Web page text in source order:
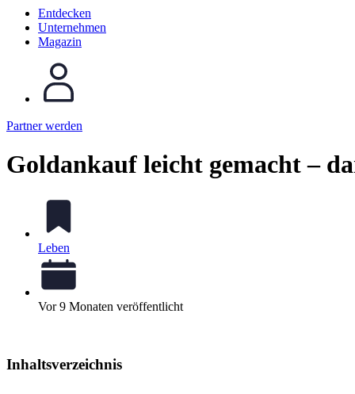
Entdecken
Unternehmen
Magazin
Partner werden
Goldankauf leicht gemacht –
Leben
Vor 9 Monaten veröffentlicht
Inhaltsverzeichnis